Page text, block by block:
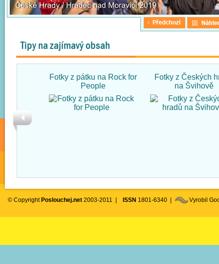
Tipy na zajímavý obsah
Fotky z pátku na Rock for
People
Fotky z Českých
na Švihově
© Copyright Poslouchej.net 2003-2011 | ISSN 1801-6340 | Vyrobil